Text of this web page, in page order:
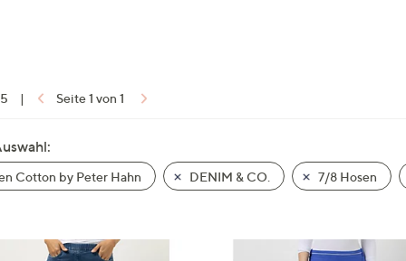
| Seite 1 von 1
Cotton by Peter Hahn DENIM & CO. 7/8 Hosen